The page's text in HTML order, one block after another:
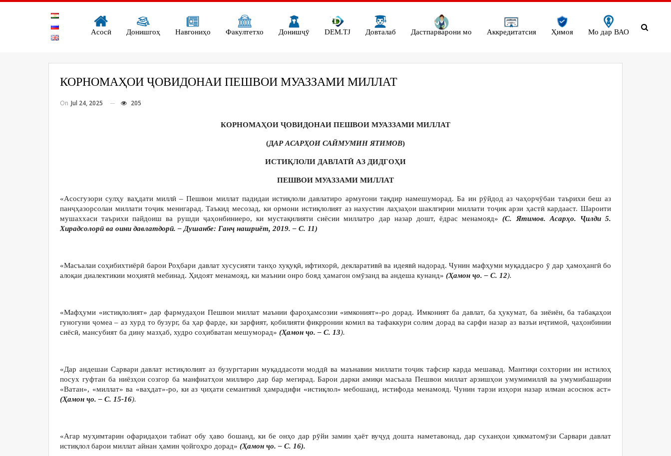
Асосӣ Донишгоҳ Навгониҳо Факултетхо Донишҷӯ DEM.TJ Довталаб Дастпарварони мо Аккредитатсия Ҳимоя Мо дар ВАО
КОРНОМАҲОИ ҶОВИДОНАИ ПЕШВОИ МУАЗЗАМИ МИЛЛАТ
On Jul 24, 2025 205
КОРНОМАҲОИ ҶОВИДОНАИ ПЕШВОИ МУАЗЗАМИ МИЛЛАТ
(ДАР АСАРҲОИ САЙМУМИН ЯТИМОВ)
ИСТИҚЛОЛИ ДАВЛАТӢ АЗ ДИДГОҲИ
ПЕШВОИ МУАЗЗАМИ МИЛЛАТ
«Асосгузори сулҳу ваҳдати миллӣ – Пешвои миллат падидаи истиқлоли давлатиро армуғони тақдир намешуморад. Ба ин рӯйдод аз чаҳорчӯбаи таърихи беш аз
панҷҳазорсолаи миллати тоҷик менигарад. Таъкид месозад, ки ормони истиқлолият аз нахустин лаҳзаҳои шаклгирии миллати тоҷик арзи ҳастӣ кардааст. Шароити
мушаххаси таърихи пайдоиш ва рушди ҷаҳонбиниеро, ки мустақилияти сиёсии миллатро дар назар дошт, ёдрас менамояд»(С. Ятимов. Асарҳо. Ҷилди 5.
Хирадсолорӣ ва оини давлатдорӣ. – Душанбе: Ганҷ нашриёт, 2019. – С. 11)
«Масъалаи соҳибихтиёрӣ барои Роҳбари давлат хусусияти танҳо хуқуқӣ, ифтихорӣ, декларативӣ ва идеявӣ надорад. Чунин мафҳуми муқаддасро ӯ дар ҳамоҳангӣ бо
алоқаи диалектикии моҳиятӣ мебинад. Ҳидоят менамояд, ки маънии онро бояд ҳамагон омӯзанд ва андеша кунанд» (Ҳамон ҷо. – С. 12).
«Мафҳуми «истиқлолият» дар фармудаҳои Пешвои миллат маънии фароҳамсозии «имконият»-ро дорад. Имконият ба давлат, ба ҳукумат, ба зиёиён, ба табақаҳои
гуногуни ҷомеа – аз хурд то бузург, ба ҳар фарде, ки зарфият, қобилияти фикрронии комил ва тафаккури солим дорад ва сарфи назар аз вазъи иҷтимоӣ, ҷаҳонбинии
сиёсӣ, мансубият ба дину мазҳаб, худро соҳибватан мешуморад» (Ҳамон ҷо. – С. 13).
«Дар андешаи Сарвари давлат истиқлолият аз бузургтарин муқаддасоти моддӣ ва маънавии миллати тоҷик тафсир карда мешавад. Мантиқи сохтории ин истилоҳ
посух гуфтан ба ниёзҳои созгор ба манфиатҳои миллиро дар бар мегирад. Барои дарки амиқи масъала Пешвои миллат арзишҳои умумимиллӣ ва умумибашарии
«Ватан», «миллат» ва «ваҳдат»-ро, ки аз ҷиҳати семантикӣ ҳамрадифи «истиқлол» мебошанд, истифода менамояд. Чунин тарзи изҳори назар илман асоснок аст»
(Ҳамон ҷо. – С. 15-16).
«Агар муҳимтарин офаридаҳои табиат обу ҳаво бошанд, ки бе онҳо дар рӯйи замин ҳаёт вуҷуд дошта наметавонад, дар суханҳои ҳикматомӯзи Сарвари давлат
истиқлол барои миллат айнан ҳамин ҷойгоҳро дорад» (Ҳамон ҷо. – С. 16).